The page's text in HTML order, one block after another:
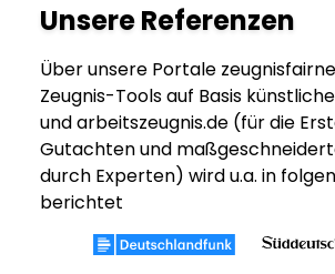
Unsere Referenzen
Über unsere Portale
Zeugnis-Tools auf Basis
und arbeitszeugnis.de (für die
Gutachten und
durch Experten) wird u.a. in
berichtet